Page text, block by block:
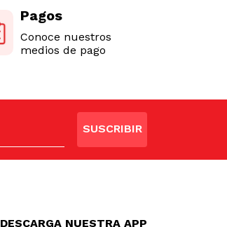
Pagos
Conoce nuestros
medios de pago
SUSCRIBIR
DESCARGA NUESTRA APP